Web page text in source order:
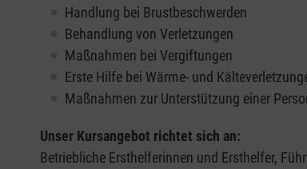
Handlung bei Brustbeschwerden
Behandlung von Verletzungen
Maßnahmen bei Vergiftungen
Erste Hilfe bei Wärme- und
Maßnahmen zur Unterstützung einer
Unser Kursangebot richtet sich an:
Betriebliche Ersthelferinnen und Ersthelfer,